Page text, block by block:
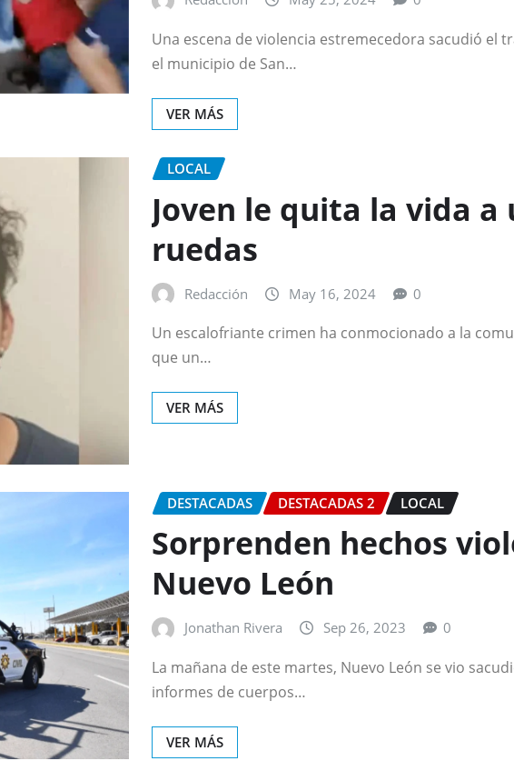
Una escena de violencia estremecedora sacudió el
el municipio de San…
VER MÁS
LOCAL
Joven le quita la vida
ruedas
Redacción May 16, 2024 0
Un escalofriante crimen ha conmocionado a la
que un…
VER MÁS
DESTACADAS DESTACADAS 2 LOCAL
Sorprenden hechos
Nuevo León
Jonathan Rivera Sep 26, 2023 0
La mañana de este martes, Nuevo León se vio
informes de cuerpos…
VER MÁS